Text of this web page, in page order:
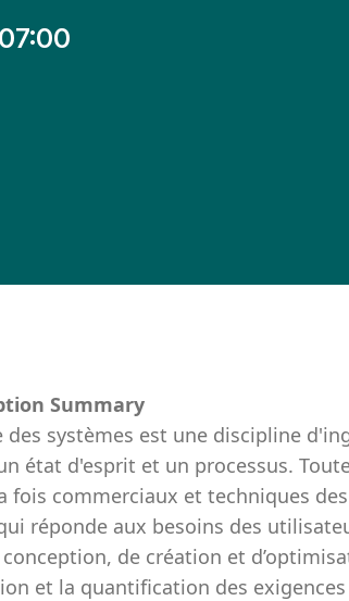
Summary
des systèmes est une discipline
état d'esprit et un processus.
fois commerciaux et techniques
réponde aux besoins des
de création et
et la quantification des